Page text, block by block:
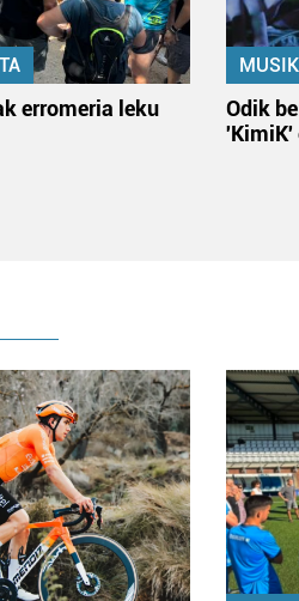
erromeria leku
Odik
'KimiK'